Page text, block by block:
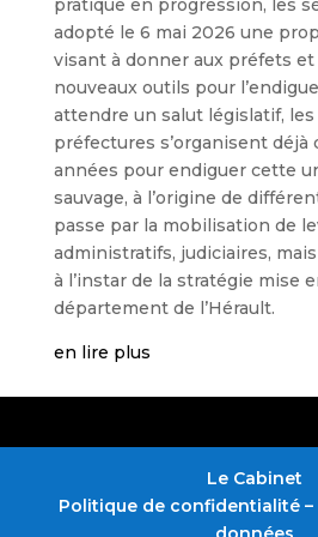
pratique en progression, les
adopté le 6 mai 2026 une
visant à donner aux préfets et
nouveaux outils pour
attendre un salut législatif,
préfectures s’organisent déjà
années pour endiguer cette
sauvage, à l’origine de
passe par la mobilisation de
administratifs, judiciaires,
à l’instar de la stratégie mise
département de l’Hérault.
en lire plus
Le Cabinet
Politique de confidentialité